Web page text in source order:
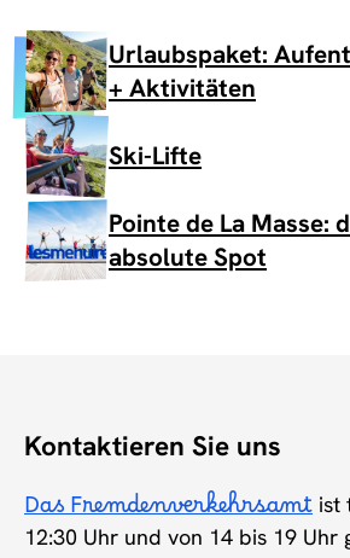
Urlaubspaket:
+ Aktivitäten
Ski-Lifte
Pointe de La Masse:
absolute Spot
Kontaktieren Sie uns
Das Fremdenverkehrsamt ist
12:30 Uhr und von 14 bis 19 Uhr